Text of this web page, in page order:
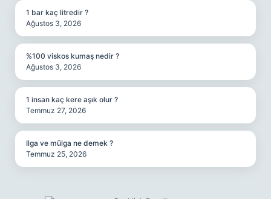
1 bar kaç litredir ?
Ağustos 3, 2026
%100 viskos kumaş nedir ?
Ağustos 3, 2026
1 insan kaç kere aşık olur ?
Temmuz 27, 2026
Ilga ve mülga ne demek ?
Temmuz 25, 2026